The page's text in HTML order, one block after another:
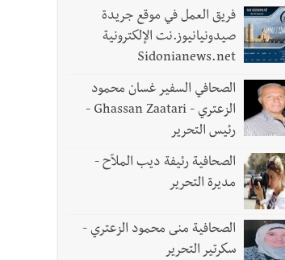
فريق العمل في موقع جريدة
صيدونيانيوز.نت الإلكترونية
Sidonianews.net
الصحافي السفير غسان محمود
الزعتري - Ghassan Zaatari -
رئيس التحرير
الصحافية رئيفة ديب الملاّح -
مديرة التحرير
الصحافية منى محمود الزعتري -
سكرتير التحرير